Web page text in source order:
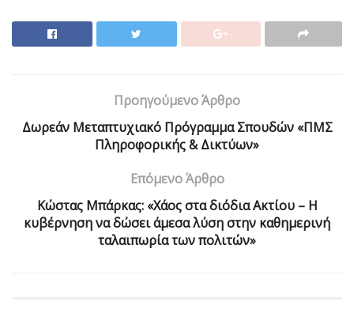
Προηγούμενο Άρθρο
Δωρεάν Μεταπτυχιακό Πρόγραμμα Σπουδών «ΠΜΣ
Πληροφορικής & Δικτύων»
Επόμενο Άρθρο
Κώστας Μπάρκας: «Χάος στα διόδια Ακτίου – Η
κυβέρνηση να δώσει άμεσα λύση στην καθημερινή
ταλαιπωρία των πολιτών»